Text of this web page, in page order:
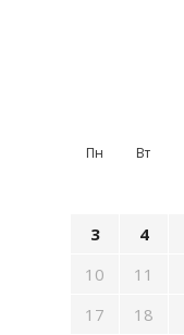
Пн Вт
3
4
10
11
17
18